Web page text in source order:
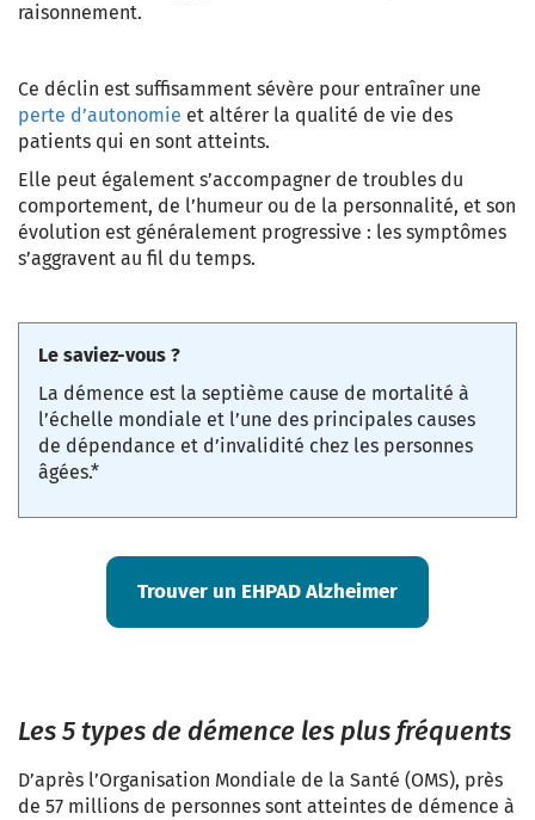
raisonnement.
Ce déclin est suffisamment sévère pour entraîner une
perte d’autonomie et altérer la qualité de vie des
patients qui en sont atteints.
Elle peut également s’accompagner de troubles du
comportement, de l’humeur ou de la personnalité, et son
évolution est généralement progressive : les symptômes
s’aggravent au fil du temps.
Le saviez-vous ?
La démence est la septième cause de mortalité à
l’échelle mondiale et l’une des principales causes
de dépendance et d’invalidité chez les personnes
âgées.*
Trouver un EHPAD Alzheimer
Les 5 types de démence les plus fréquents
D’après l’Organisation Mondiale de la Santé (OMS), près
de 57 millions de personnes sont atteintes de démence à